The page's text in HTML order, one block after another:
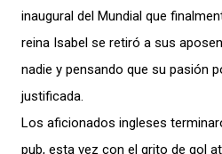
inaugural del Mundial que
reina Isabel se retiró a sus
nadie y pensando que su pasión
justificada.
Los aficionados ingleses
pub, esta vez con el grito de gol